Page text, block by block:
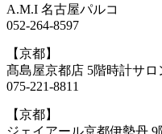
A.M.I 名古屋パルコ
052-264-8597
【京都】
髙島屋京都店 5階時計サロ
075-221-8811
【京都】
ジェイアール京都伊勢丹 9